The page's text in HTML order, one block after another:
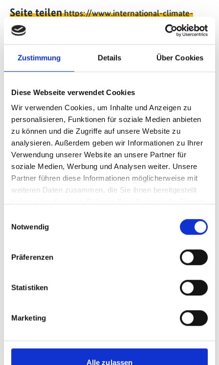
Zustimmung Details Über Cookies
Diese Webseite verwendet Cookies
Wir verwenden Cookies, um Inhalte und Anzeigen zu
personalisieren, Funktionen für soziale Medien anbieten
zu können und die Zugriffe auf unsere Website zu
analysieren. Außerdem geben wir Informationen zu Ihrer
Verwendung unserer Website an unsere Partner für
soziale Medien, Werbung und Analysen weiter. Unsere
Partner führen diese Informationen möglicherweise mit
weiteren Daten zusammen, die Sie ihnen bereitgestellt
Notwendig
Präferenzen
Statistiken
Marketing
Alle zulassen
Seite teilenhttps://www.international-climate-
initiative.com/PUBLICATION2108
Greener Reefers im internationalen Seeverkehr
Meldungen zum Projekt
Vorherige
Natürliche Kältemittel: Wissen als
Schlüssel zur Nachhaltigkeit
weiterlesenN
a